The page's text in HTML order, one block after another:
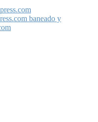
baneado y